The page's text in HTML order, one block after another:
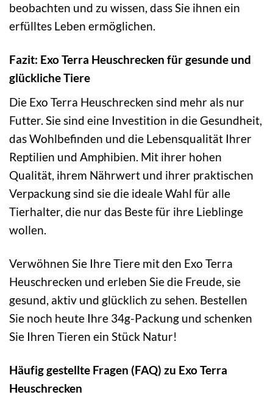
beobachten und zu wissen, dass Sie ihnen ein
erfülltes Leben ermöglichen.
Fazit: Exo Terra Heuschrecken für gesunde und
glückliche Tiere
Die Exo Terra Heuschrecken sind mehr als nur
Futter. Sie sind eine Investition in die Gesundheit,
das Wohlbefinden und die Lebensqualität Ihrer
Reptilien und Amphibien. Mit ihrer hohen
Qualität, ihrem Nährwert und ihrer praktischen
Verpackung sind sie die ideale Wahl für alle
Tierhalter, die nur das Beste für ihre Lieblinge
wollen.
Verwöhnen Sie Ihre Tiere mit den Exo Terra
Heuschrecken und erleben Sie die Freude, sie
gesund, aktiv und glücklich zu sehen. Bestellen
Sie noch heute Ihre 34g-Packung und schenken
Sie Ihren Tieren ein Stück Natur!
Häufig gestellte Fragen (FAQ) zu Exo Terra
Heuschrecken